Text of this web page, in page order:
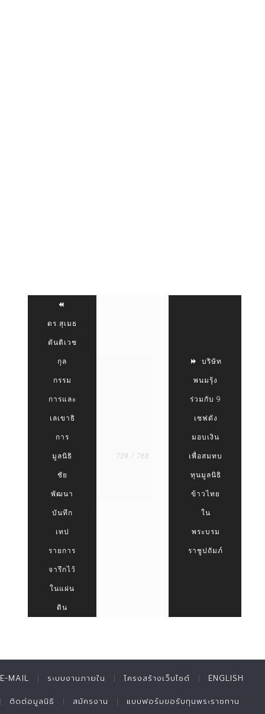
ดร.สุเมธ
ตันติเวช
กุล
กรรม
การและ
เลเขาธิ
การ
มูลนิธิ
ชัย
พัฒนา
บันทึก
เทป
รายการ
จารึกไว้
ในแผ่น
ดิน
739 / 768
บริษัท
พนมรุ้ง
ร่วมกับ 9
เซฟดัง
มอบเงิน
เพื่อสมทบ
ทุนมูลนิธิ
ข้าวไทย
ใน
พระบรม
ราชูปถัมภ์
E-MAIL ระบบงานภายใน โครงสร้างเว็บไซต์ ENGLISH
ติดต่อมูลนิธิ สมัครงาน แบบฟอร์มขอรับทุนพระราชทาน